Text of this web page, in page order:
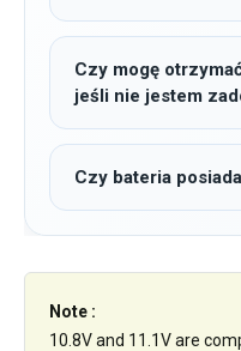
Czy mogę
jeśli nie jestem
Czy bateria
Note :
10.8V and 11.1V are